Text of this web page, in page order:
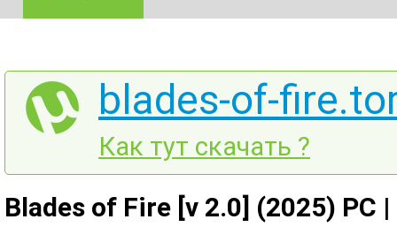
blades-of-
Как тут скачать ?
Blades of Fire [v 2.0] (2025) PC